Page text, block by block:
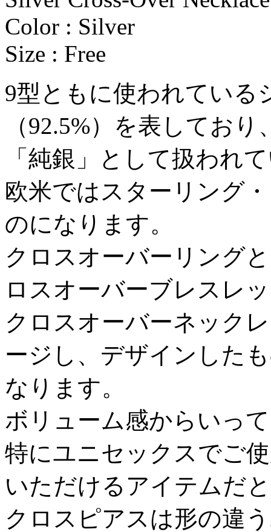
Color : Silver
Size : Free
9型ともに使われている
（92.5%）を表しており
「純銀」として扱われ
欧米ではスターリング
のになります。
クロスオーバーリング
ロスオーバーブレスレ
クロスオーバーネック
ージし、デザインした
なります。
ボリューム感からいっ
特にユニセックスでご
いただけるアイテムだ
クロスピアスは形の違